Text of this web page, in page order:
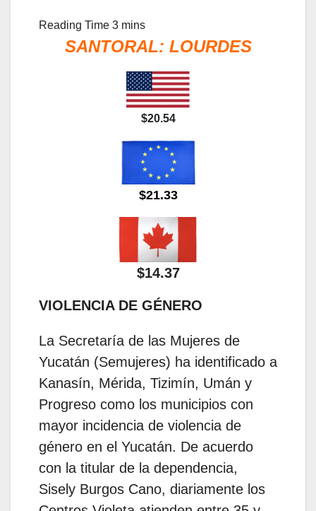
SANTORAL: LOURDES
$20.54
$21.33
$14.37
VIOLENCIA DE GÉNERO
La Secretaría de las Mujeres de
Yucatán (Semujeres) ha identificado a
Kanasín, Mérida, Tizimín, Umán y
Progreso como los municipios con
mayor incidencia de violencia de
género en el Yucatán. De acuerdo
con la titular de la dependencia,
Sisely Burgos Cano, diariamente los